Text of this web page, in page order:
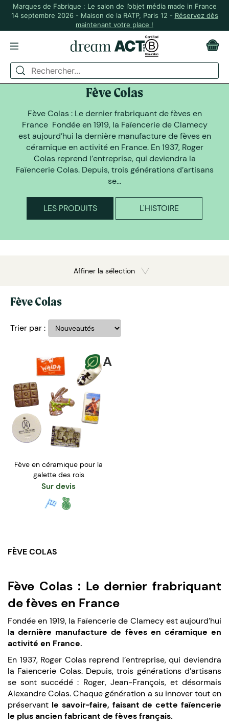
Marques de Fabrique : Le salon de l’objet média made in France
14 septembre 2026 - Maison de la RATP, Paris 12 - Réservez dès
maintenant votre place !
DREAM ACT A SELECTIONNÉ
Fève Colas
Fève Colas : Le dernier frabriquant de fèves en
France Fondée en 1919, la Faïencerie de Clamecy
est aujourd’hui la dernière manufacture de fèves en
céramique en activité en France. En 1937, Roger
Colas reprend l’entreprise, qui deviendra la
Faïencerie Colas. Depuis, trois générations d’artisans
se...
LES PRODUITS L'HISTOIRE
Affiner la sélection
Fève Colas
Trier par :
A
Fève en céramique pour la
galette des rois
Sur devis
FÈVE COLAS
Fève Colas : Le dernier frabriquant
de fèves en France
Fondée en 1919, la Faïencerie de Clamecy est aujourd’hui
la dernière manufacture de fèves en céramique en
activité en France.
En 1937, Roger Colas reprend l’entreprise, qui deviendra
la Faïencerie Colas. Depuis, trois générations d’artisans
se sont succédé : Roger, Jean-François, et désormais
Alexandre Colas. Chaque génération a su innover tout en
préservant le savoir-faire, faisant de cette faïencerie
le plus ancien fabricant de fèves français.